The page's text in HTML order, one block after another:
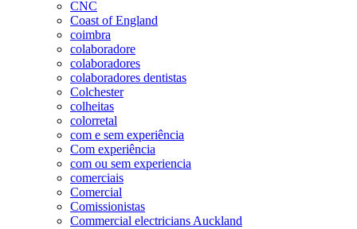
CNC
Coast of England
coimbra
colaboradore
colaboradores
colaboradores dentistas
Colchester
colheitas
colorretal
com e sem experiência
Com experiência
com ou sem experiencia
comerciais
Comercial
Comissionistas
Commercial electricians Auckland